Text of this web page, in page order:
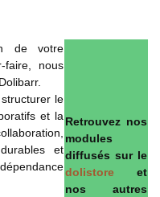
de votre
faire, nous
le
et la
et
Retrouvez nos
modules
diffusés sur le
dolistore et
nos autres